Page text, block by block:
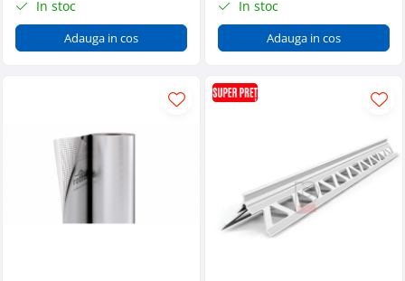
In stoc
Adauga in cos
In stoc
Adauga in cos